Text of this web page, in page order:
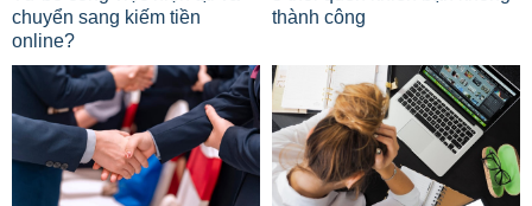
chuyển sang kiếm tiền
online?
thành công